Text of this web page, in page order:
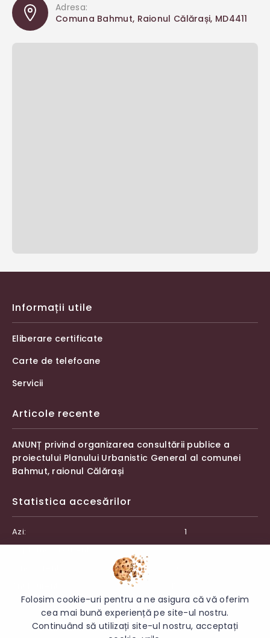
Adresa:
Comuna Bahmut, Raionul Călărași, MD4411
Informații utile
Eliberare certificate
Carte de telefoane
Servicii
Articole recente
ANUNȚ privind organizarea consultării publice a
proiectului Planului Urbanistic General al comunei
Bahmut, raionul Călărași
Statistica accesărilor
Azi:
1
Folosim cookie-uri pentru a ne asigura că vă oferim
cea mai bună experiență pe site-ul nostru.
Continuând să utilizați site-ul nostru, acceptați